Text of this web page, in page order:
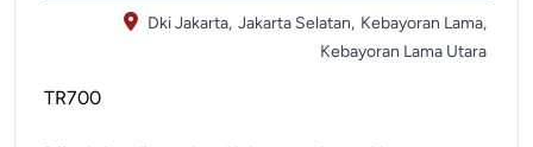
Dki Jakarta, Jakarta Selatan, Kebayoran Lama,
Kebayoran Lama Utara
TR700